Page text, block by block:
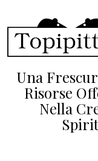
Una
Risorse
Nella